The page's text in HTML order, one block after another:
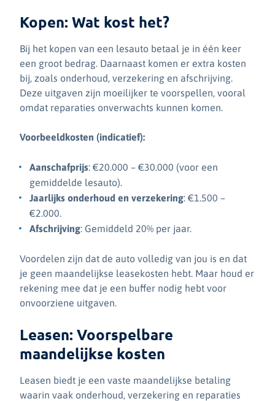
Kopen: Wat kost het?
Bij het kopen van een lesauto betaal je in één keer
een groot bedrag. Daarnaast komen er extra kosten
bij, zoals onderhoud, verzekering en afschrijving.
Deze uitgaven zijn moeilijker te voorspellen, vooral
omdat reparaties onverwachts kunnen komen.
Voorbeeldkosten (indicatief):
Aanschafprijs: €20.000 – €30.000 (voor een
gemiddelde lesauto).
Jaarlijks onderhoud en verzekering: €1.500 –
€2.000.
Afschrijving: Gemiddeld 20% per jaar.
Voordelen zijn dat de auto volledig van jou is en dat
je geen maandelijkse leasekosten hebt. Maar houd er
rekening mee dat je een buffer nodig hebt voor
onvoorziene uitgaven.
Leasen: Voorspelbare
maandelijkse kosten
Leasen biedt je een vaste maandelijkse betaling
waarin vaak onderhoud, verzekering en reparaties